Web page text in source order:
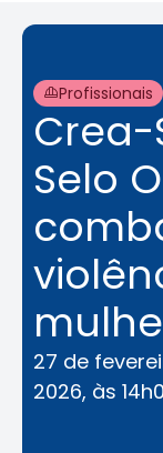
Profissionais
Crea-
Selo
27 de
2026, às